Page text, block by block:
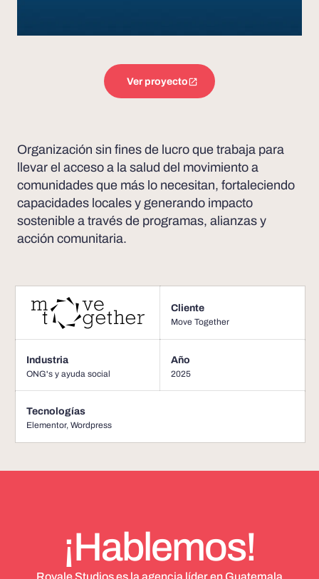
Ver proyecto
Organización sin fines de lucro que trabaja para
llevar el acceso a la salud del movimiento a
comunidades que más lo necesitan, fortaleciendo
capacidades locales y generando impacto
sostenible a través de programas, alianzas y
acción comunitaria.
Cliente
Move Together
Industria
ONG's y ayuda social
Año
2025
Tecnologías
Elementor, Wordpress
¡Hablemos!
Royale Studios es la agencia líder en Guatemala